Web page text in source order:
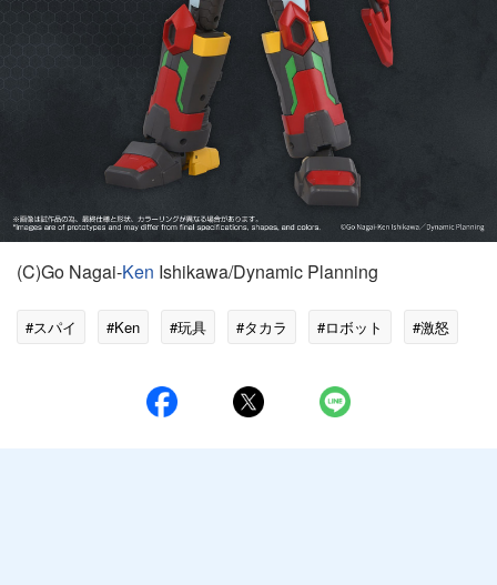
(C)Go Nagai-Ken Ishikawa/Dynamic Planning
#スパイ #Ken #玩具 #タカラ #ロボット #激怒